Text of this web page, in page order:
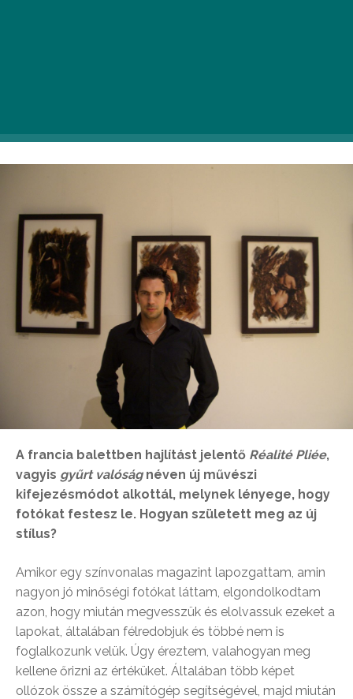
A francia balettben hajlítást jelentő Réalité Pliée,
vagyis gyűrt valóságnéven új művészi
kifejezésmódot alkottál, melynek lényege, hogy
fotókat festesz le. Hogyan született meg az új
stílus?
Amikor egy színvonalas magazint lapozgattam, amin
nagyon jó minőségi fotókat láttam, elgondolkodtam
azon, hogy miután megvesszük és elolvassuk ezeket a
lapokat, általában félredobjuk és többé nem is
foglalkozunk velük. Úgy éreztem, valahogyan meg
kellene őrizni az értéküket. Általában több képet
ollózok össze a számítógép segítségével, majd miután